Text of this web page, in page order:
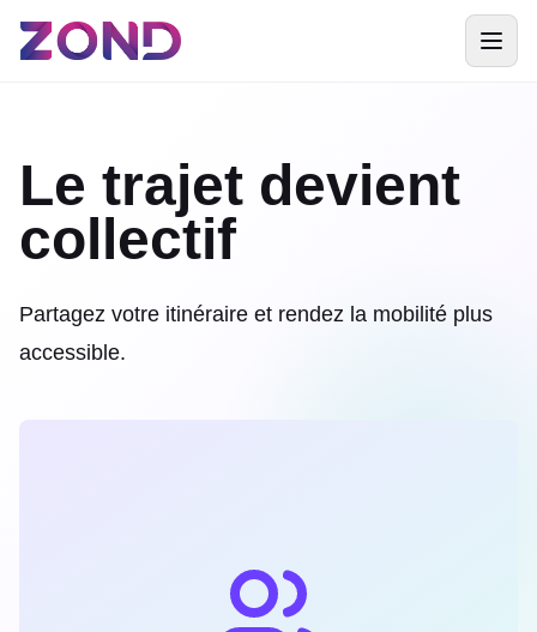
Le trajet devient
collectif
Partagez votre itinéraire et rendez la mobilité plus
accessible.